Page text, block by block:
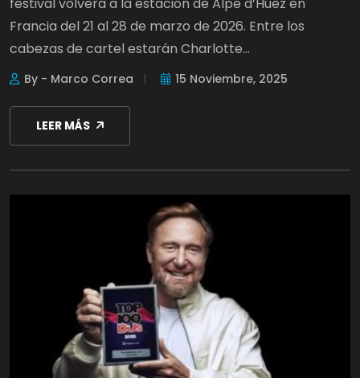
Francia del 21 al 28 de marzo de 2026. Entre los
cabezas de cartel estarán Charlotte...
By - Marco Correa 15 Noviembre, 2025
LEER MÁS